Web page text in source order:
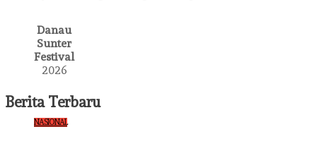
Danau
Sunter
Festival
2026
Berita Terbaru
NASIONAL